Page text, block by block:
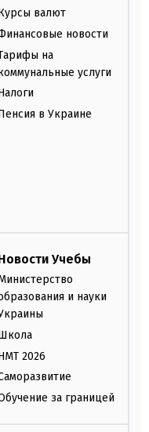
валют
новости
на
услуги
в Украине
Учебы
и науки
2026
за границей